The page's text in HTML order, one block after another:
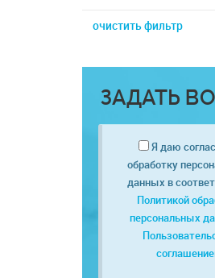
очистить фильтр
ЗАДАТЬ
Я даю
обработку
данных в
Политикой
персональных